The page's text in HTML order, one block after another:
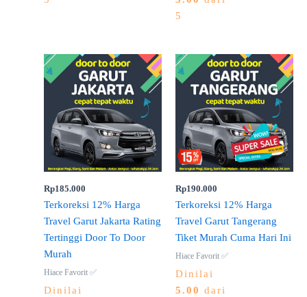
5
Rp185.000
Terkoreksi 12% Harga
Travel Garut Jakarta Rating
Tertinggi Door To Door
Murah
Hiace Favorit ✅
Dinilai
Rp190.000
Terkoreksi 12% Harga
Travel Garut Tangerang
Tiket Murah Cuma Hari Ini
Hiace Favorit ✅
Dinilai
5.00 dari